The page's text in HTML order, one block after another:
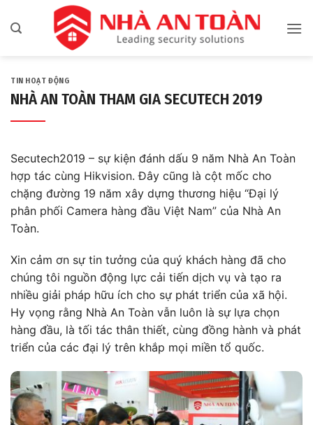
qua
TIN HOẠT ĐỘNG
NHÀ AN TOÀN THAM GIA SECUTECH 2019
Secutech2019 – sự kiện đánh dấu 9 năm Nhà An Toàn
hợp tác cùng Hikvision. Đây cũng là cột mốc cho
chặng đường 19 năm xây dựng thương hiệu “Đại lý
phân phối Camera hàng đầu Việt Nam” của Nhà An
Toàn.
Xin cảm ơn sự tin tưởng của quý khách hàng đã cho
chúng tôi nguồn động lực cải tiến dịch vụ và tạo ra
nhiều giải pháp hữu ích cho sự phát triển của xã hội.
Hy vọng rằng Nhà An Toàn vẫn luôn là sự lựa chọn
hàng đầu, là tối tác thân thiết, cùng đồng hành và phát
triển của các đại lý trên khắp mọi miền tổ quốc.